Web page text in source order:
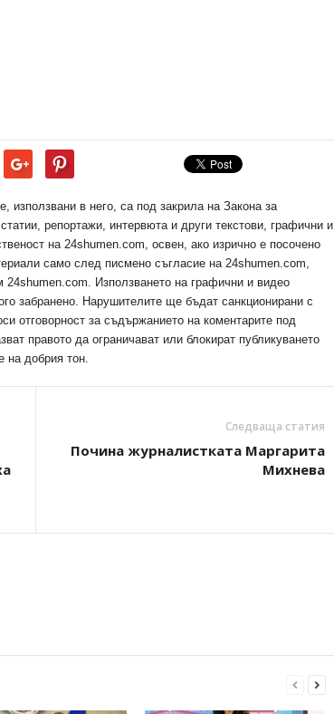
използвани в него, са под закрила на Закона за
репортажи, интервюта и други текстови, графични и
на 24shumen.com, освен, ако изрично е посочено
само след писмено съгласие на 24shumen.com,
24shumen.com. Използването на графични и видео
забранено. Нарушителите ще бъдат санкционирани с
отговорност за съдържанието на коментарите под
правото да ограничават или блокират публикуването
на добрия тон.
Следваща статия
Почина журналистката Маргарита
Михнева